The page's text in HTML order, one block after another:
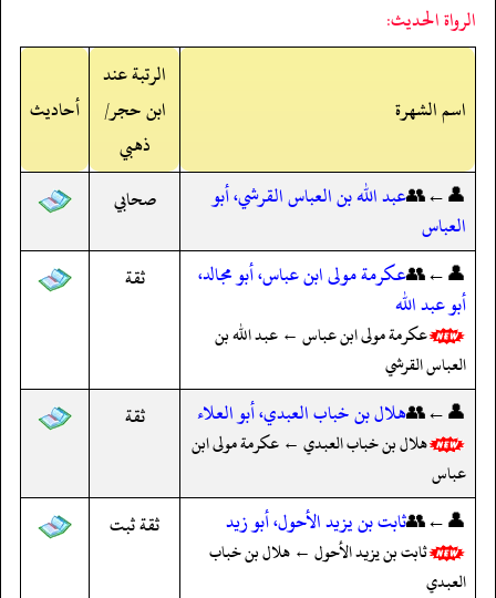
الرواة الحديث:
اسم الشهرة
الرتبة عند
ابن حجر/
ذهبي
أحاديث
👤←👥عبد الله بن العباس القرشي، أبو
العباس
صحابي
👤←👥عكرمة مولى ابن عباس، أبو مجالد،
أبو عبد الله
عكرمة مولى ابن عباس ← عبد الله بن
العباس القرشي
ثقة
👤←👥هلال بن خباب العبدي، أبو العلاء
هلال بن خباب العبدي ← عكرمة مولى ابن
عباس
ثقة
👤←👥ثابت بن يزيد الأحول، أبو زيد
ثابت بن يزيد الأحول ← هلال بن خباب
العبدي
ثقة ثبت